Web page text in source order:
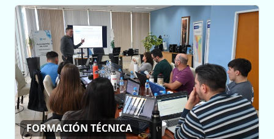
FORMACIÓN TÉCNICA